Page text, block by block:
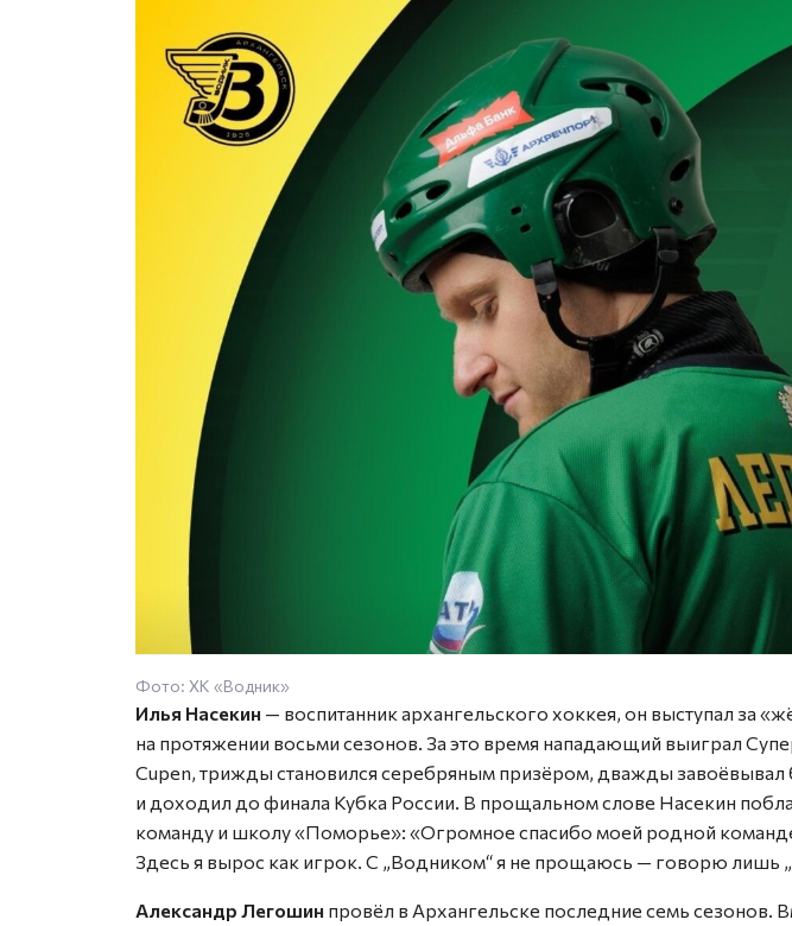
Фото: ХК «Водник»
Илья Насекин — воспитанник архангельского хоккея, он выступал за
на протяжении восьми сезонов. За это время нападающий выиграл
Cupen, трижды становился серебряным призёром, дважды
и доходил до финала Кубка России. В прощальном слове Насекин
команду и школу «Поморье»: «Огромное спасибо моей родной
Здесь я вырос как игрок. С „Водником“ я не прощаюсь — говорю лишь
Александр Легошин провёл в Архангельске последние семь сезонов.